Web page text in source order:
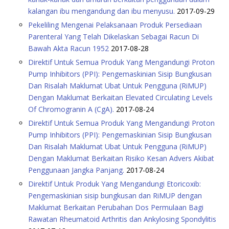
kalangan ibu mengandung dan ibu menyusu. 2017-09-29
Pekeliling Mengenai Pelaksanaan Produk Persediaan
Parenteral Yang Telah Dikelaskan Sebagai Racun Di
Bawah Akta Racun 1952 2017-08-28
Direktif Untuk Semua Produk Yang Mengandungi Proton
Pump Inhibitors (PPI): Pengemaskinian Sisip Bungkusan
Dan Risalah Maklumat Ubat Untuk Pengguna (RiMUP)
Dengan Maklumat Berkaitan Elevated Circulating Levels
Of Chromogranin A (CgA). 2017-08-24
Direktif Untuk Semua Produk Yang Mengandungi Proton
Pump Inhibitors (PPI): Pengemaskinian Sisip Bungkusan
Dan Risalah Maklumat Ubat Untuk Pengguna (RiMUP)
Dengan Maklumat Berkaitan Risiko Kesan Advers Akibat
Penggunaan Jangka Panjang. 2017-08-24
Direktif Untuk Produk Yang Mengandungi Etoricoxib:
Pengemaskinian sisip bungkusan dan RiMUP dengan
Maklumat Berkaitan Perubahan Dos Permulaan Bagi
Rawatan Rheumatoid Arthritis dan Ankylosing Spondylitis